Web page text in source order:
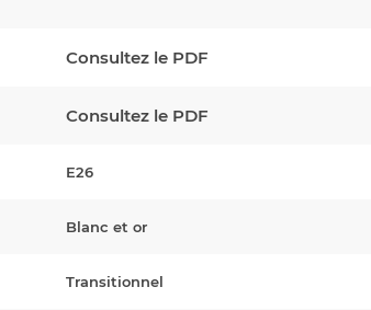
Consultez le PDF
Consultez le PDF
E26
Blanc et or
Transitionnel